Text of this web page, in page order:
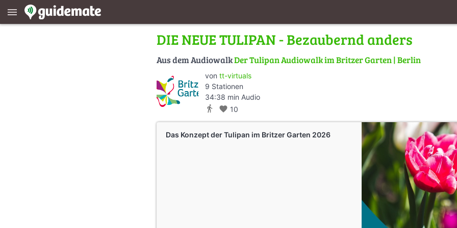
menu
DIE NEUE TULIPAN - Bezaubernd anders
Aus dem AudiowalkDer Tulipan Audiowalk im Britzer Garten | Berlin
von tt-virtuals
9 Stationen
34:38 min Audio
directions_walk favorite 10
Das Konzept der Tulipan im Britzer Garten 2026